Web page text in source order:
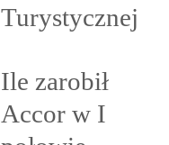
Turystycznej
Ile zarobił
Accor w I